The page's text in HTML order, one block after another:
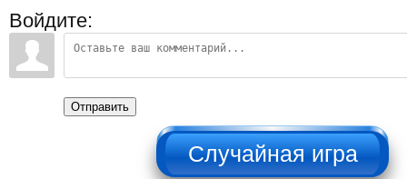
Войдите:
Отправить
НЕ НАЖИМАТЬ!!!